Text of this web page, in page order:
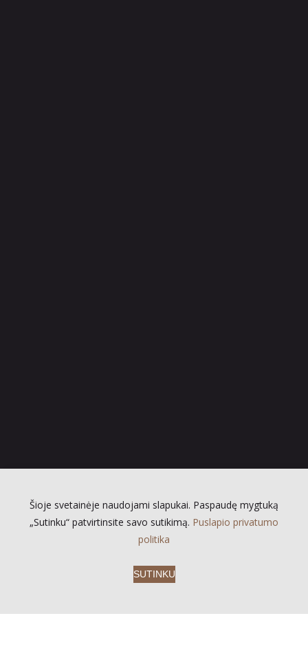
Šioje svetainėje naudojami slapukai. Paspaudę mygtuką
„Sutinku“ patvirtinsite savo sutikimą. Puslapio privatumo
politika
SUTINKU